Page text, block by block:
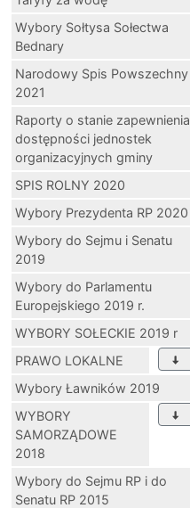
Wybory Sołtysa Sołectwa
Bednary
Narodowy Spis Powszechny
2021
Raporty o stanie zapewnienia
dostępności jednostek
organizacyjnych gminy
SPIS ROLNY 2020
Wybory Prezydenta RP 2020
Wybory do Sejmu i Senatu
2019
Wybory do Parlamentu
Europejskiego 2019 r.
WYBORY SOŁECKIE 2019 r
PRAWO LOKALNE
Wybory Ławników 2019
WYBORY
SAMORZĄDOWE
2018
Wybory do Sejmu RP i do
Senatu RP 2015